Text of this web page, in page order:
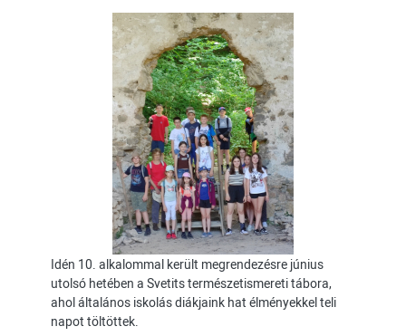
Idén 10. alkalommal került megrendezésre június
utolsó hetében a Svetits természetismereti tábora,
ahol általános iskolás diákjaink hat élményekkel teli
napot töltöttek.